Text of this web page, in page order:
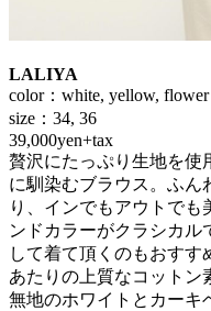
LALIYA
color：white, yellow,
size：34, 36
39,000yen+tax
贅沢にたっぷり生地を使
に馴染むブラウス。ふん
り、インでもアウトでも
ンドカラーがクラシカル
して着て頂くのもおす
あたりの上質なコットン
無地のホワイトとカーキ